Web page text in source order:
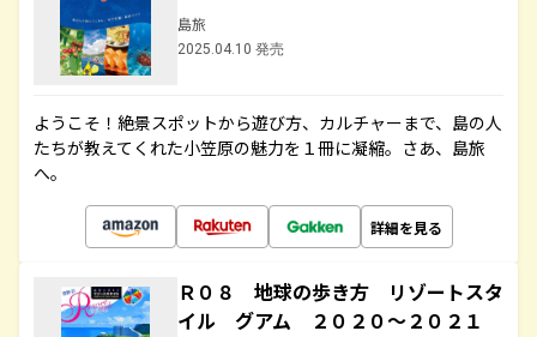
島旅
2025.04.10 発売
ようこそ！絶景スポットから遊び方、カルチャーまで、島の人
たちが教えてくれた小笠原の魅力を１冊に凝縮。さあ、島旅
へ。
詳細を見る
Ｒ０８ 地球の歩き方 リゾートスタ
イル グアム ２０２０～２０２１